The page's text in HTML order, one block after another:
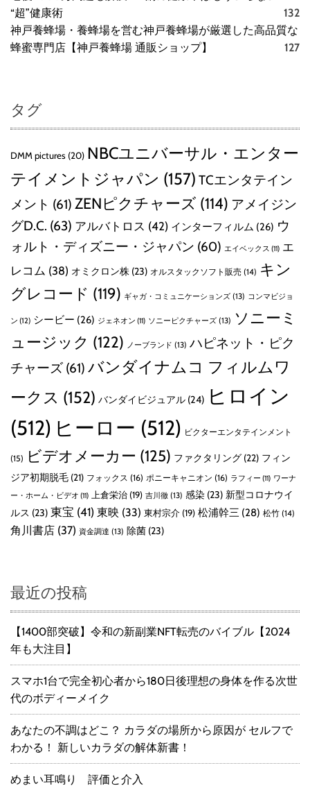
“超”健康術
132
神戸養蜂場・養蜂場を営む神戸養蜂場が厳選した高品質な
蜂蜜専門店【神戸養蜂場 通販ショップ】
127
タグ
DMM pictures (20) NBCユニバーサル・エンター
テイメントジャパン (157) TCエンタテイン
メント (61) ZENピクチャーズ (114) アメイジン
グD.C. (63) アルバトロス (42) インターフィルム (26) ウ
ォルト・ディズニー・ジャパン (60) エイベックス (11) エ
レコム (38) オミクロン株 (23) オルスタックソフト販売 (14) キン
グレコード (119) ギャガ・コミュニケーションズ (13) コンマビジョ
ン (12) シービー (26) ジェネオン (11) ソニーピクチャーズ (13) ソニーミ
ュージック (122) ノーブランド (13) ハピネット・ピク
チャーズ (61) バンダイナムコ フィルムワ
ークス (152) バンダイビジュアル (24) ヒロイン
(512) ヒーロー (512) ビクターエンタテインメント
(15) ビデオメーカー (125) ファクタリング (22) フィン
ジア初期脱毛 (21) フォックス (16) ポニーキャニオン (16) ラフィー (11) ワーナ
ー・ホーム・ビデオ (11) 上倉栄治 (19) 吉川徹 (13) 感染 (23) 新型コロナウイ
ルス (23) 東宝 (41) 東映 (33) 東村宗介 (19) 松浦幹三 (28) 松竹 (14)
角川書店 (37) 資金調達 (13) 除菌 (23)
最近の投稿
【1400部突破】令和の新副業NFT転売のバイブル【2024
年も大注目】
スマホ1台で完全初心者から180日後理想の身体を作る次世
代のボディーメイク
あなたの不調はどこ？ カラダの場所から原因が セルフで
わかる！ 新しいカラダの解体新書！
めまい耳鳴り 評価と介入